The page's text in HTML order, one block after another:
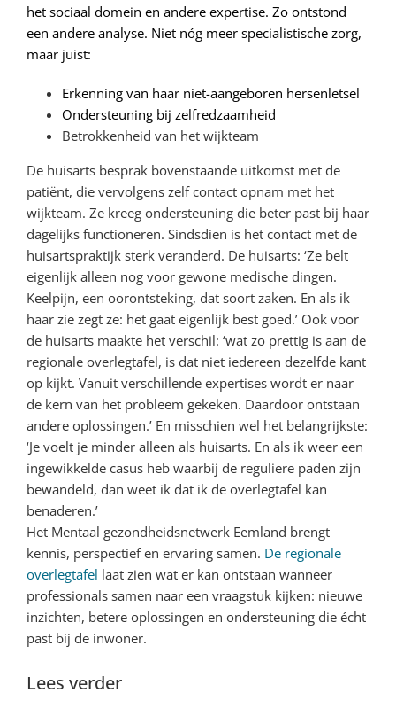
het sociaal domein en andere expertise. Zo ontstond
een andere analyse. Niet nóg meer specialistische zorg,
maar juist:
Erkenning van haar niet-aangeboren hersenletsel
Ondersteuning bij zelfredzaamheid
Betrokkenheid van het wijkteam
De huisarts besprak bovenstaande uitkomst met de
patiënt, die vervolgens zelf contact opnam met het
wijkteam. Ze kreeg ondersteuning die beter past bij haar
dagelijks functioneren. Sindsdien is het contact met de
huisartspraktijk sterk veranderd. De huisarts: ‘Ze belt
eigenlijk alleen nog voor gewone medische dingen.
Keelpijn, een oorontsteking, dat soort zaken. En als ik
haar zie zegt ze: het gaat eigenlijk best goed.’ Ook voor
de huisarts maakte het verschil: ‘wat zo prettig is aan de
regionale overlegtafel, is dat niet iedereen dezelfde kant
op kijkt. Vanuit verschillende expertises wordt er naar
de kern van het probleem gekeken. Daardoor ontstaan
andere oplossingen.’ En misschien wel het belangrijkste:
‘Je voelt je minder alleen als huisarts. En als ik weer een
ingewikkelde casus heb waarbij de reguliere paden zijn
bewandeld, dan weet ik dat ik de overlegtafel kan
benaderen.’
Het Mentaal gezondheidsnetwerk Eemland brengt
kennis, perspectief en ervaring samen. De regionale
overlegtafel laat zien wat er kan ontstaan wanneer
professionals samen naar een vraagstuk kijken: nieuwe
inzichten, betere oplossingen en ondersteuning die écht
past bij de inwoner.
Lees verder